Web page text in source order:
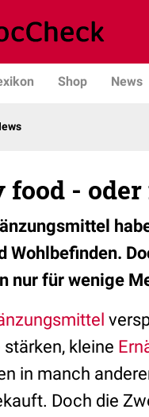
Shop News
food -
Wohlbefinden.
nur für wenige
stärken, kleine
in manch
Doch die